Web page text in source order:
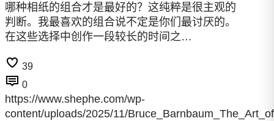
哪种相纸的组合才是最好的？这纯粹是很主观的
判断。我最喜欢的组合说不定是你们最讨厌的。
在这些选择中创作一段较长的时间之…
39
0
https://www.shephe.com/wp-
content/uploads/2025/11/